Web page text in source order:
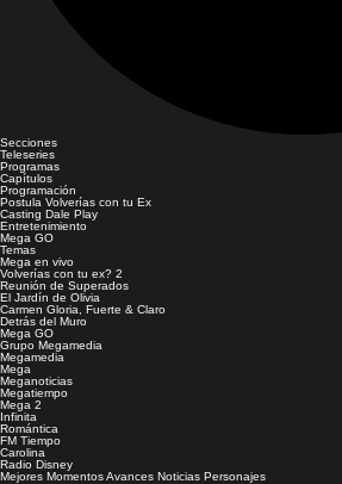
Secciones
Teleseries
Programas
Capítulos
Programación
Postula Volverías con tu Ex
Casting Dale Play
Entretenimiento
Mega GO
Temas
Mega en vivo
Volverías con tu ex? 2
Reunión de Superados
El Jardín de Olivia
Carmen Gloria, Fuerte & Claro
Detrás del Muro
Mega GO
Grupo Megamedia
Megamedia
Mega
Meganoticias
Megatiempo
Mega 2
Infinita
Romántica
FM Tiempo
Carolina
Radio Disney
Mejores MomentosAvances Noticias Personajes